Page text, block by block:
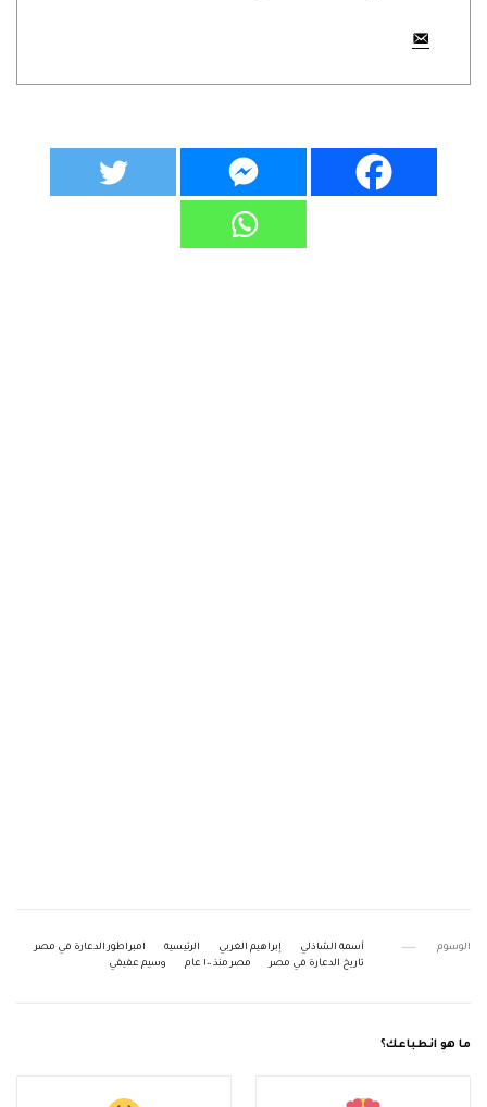
الوسوم أسمة الشاذلي إبراهيم الغربي الرئيسية
امبراطور الدعارة في مصر
تاريخ الدعارة في مصر
مصر منذ ١٠٠ عام وسيم عفيفي
ما هو انطباعك؟